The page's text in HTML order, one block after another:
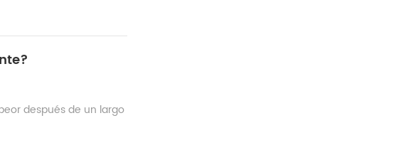
después de un largo